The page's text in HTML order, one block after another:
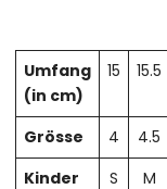
Umfang
(in cm)
15 15.5
Grösse 4 4.5
Kinder
S M